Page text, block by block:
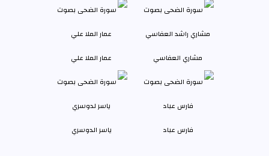
مشاري العفاسي عمار الملا علي
فارس عباد ياسر الدوسري